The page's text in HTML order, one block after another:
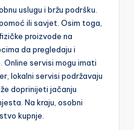
uslugu i bržu podršku.
ili savjet. Osim toga,
proizvode na
da pregledaju i
Online servisi mogu imati
lokalni servisi podržavaju
doprinijeti jačanju
Na kraju, osobni
kupnje.